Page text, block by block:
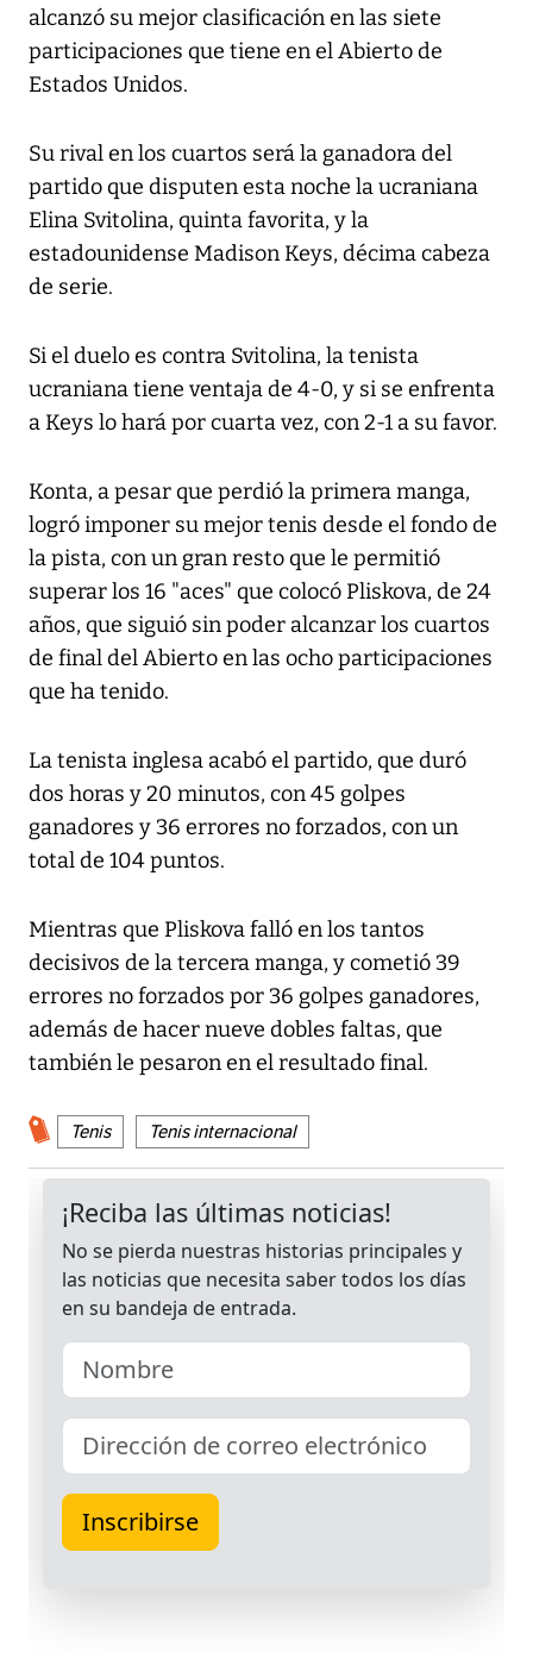
alcanzó su mejor clasificación en las siete
participaciones que tiene en el Abierto de
Estados Unidos.
Su rival en los cuartos será la ganadora del
partido que disputen esta noche la ucraniana
Elina Svitolina, quinta favorita, y la
estadounidense Madison Keys, décima cabeza
de serie.
Si el duelo es contra Svitolina, la tenista
ucraniana tiene ventaja de 4-0, y si se enfrenta
a Keys lo hará por cuarta vez, con 2-1 a su favor.
Konta, a pesar que perdió la primera manga,
logró imponer su mejor tenis desde el fondo de
la pista, con un gran resto que le permitió
superar los 16 "aces" que colocó Pliskova, de 24
años, que siguió sin poder alcanzar los cuartos
de final del Abierto en las ocho participaciones
que ha tenido.
La tenista inglesa acabó el partido, que duró
dos horas y 20 minutos, con 45 golpes
ganadores y 36 errores no forzados, con un
total de 104 puntos.
Mientras que Pliskova falló en los tantos
decisivos de la tercera manga, y cometió 39
errores no forzados por 36 golpes ganadores,
además de hacer nueve dobles faltas, que
también le pesaron en el resultado final.
Tenis Tenis internacional